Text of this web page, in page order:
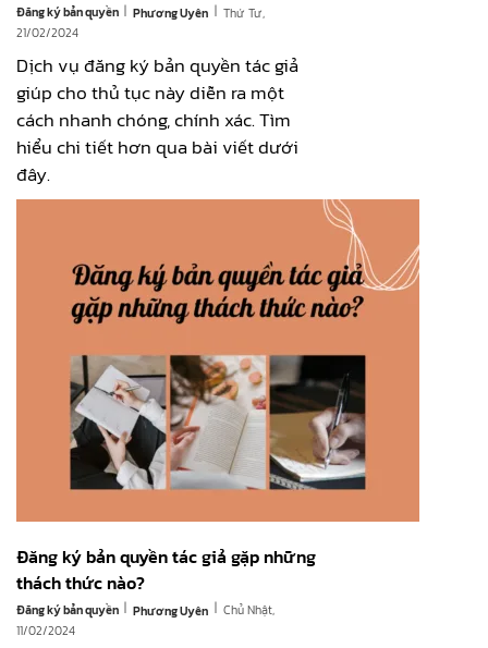
Đăng ký bản quyền | Phương Uyên | Thứ Tư,
21/02/2024
Dịch vụ đăng ký bản quyền tác giả
giúp cho thủ tục này diễn ra một
cách nhanh chóng, chính xác. Tìm
hiểu chi tiết hơn qua bài viết dưới
đây.
Đăng ký bản quyền tác giả gặp những
thách thức nào?
Đăng ký bản quyền | Phương Uyên | Chủ Nhật,
11/02/2024